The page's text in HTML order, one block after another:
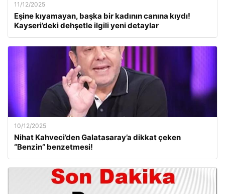
11/12/2025
Eşine kıyamayan, başka bir kadının canına kıydı!
Kayseri’deki dehşetle ilgili yeni detaylar
10/12/2025
Nihat Kahveci’den Galatasaray’a dikkat çeken
“Benzin” benzetmesi!